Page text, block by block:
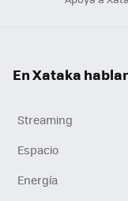
En Xataka
Streaming
Espacio
Energía